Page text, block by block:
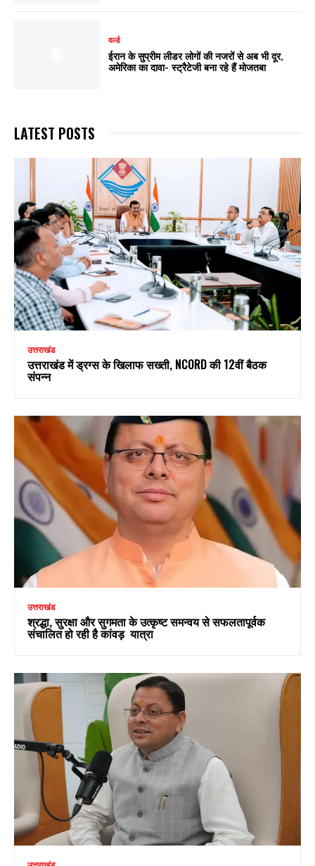
वर्ल्ड
ईरान के सुप्रीम लीडर लोगों की नजरों से अब भी दूर,
अमेरिका का दावा- स्ट्रैटेजी बना रहे हैं मोजतबा
LATEST POSTS
उत्तराखंड
उत्तराखंड में ड्रग्स के खिलाफ सख्ती, NCORD की 12वीं बैठक
संपन्न
उत्तराखंड
श्रद्धा, सुरक्षा और सुगमता के उत्कृष्ट समन्वय से सफलतापूर्वक
संचालित हो रही है कांवड़ यात्रा